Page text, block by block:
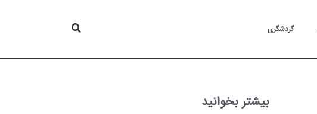
گردشگری
بیشتر بخوانید